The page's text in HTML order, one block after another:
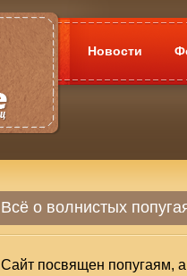
Новости
Всё о волнистых
Сайт посвящен попугаям, а